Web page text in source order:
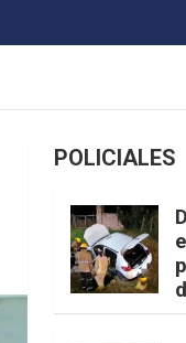
POLICIALES